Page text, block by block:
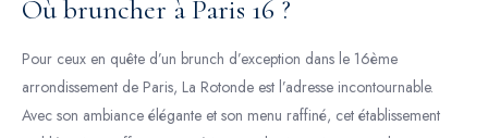
Où bruncher à Paris 16 ?
Pour ceux en quête d’un brunch d’exception dans le 16ème
arrondissement de Paris, La Rotonde est l’adresse incontournable.
Avec son ambiance élégante et son menu raffiné, cet établissement